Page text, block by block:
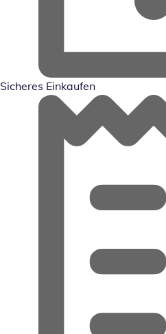
Sicheres Einkaufen